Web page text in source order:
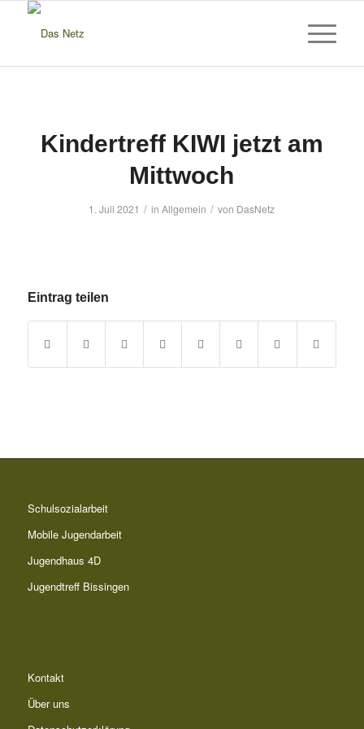
Kindertreff KIWI jetzt am
Mittwoch
1. Juli 2021 / inAllgemein / von DasNetz
Eintrag teilen
Schulsozialarbeit
Mobile Jugendarbeit
Jugendhaus 4D
Jugendtreff Bissingen
Kontakt
Über uns